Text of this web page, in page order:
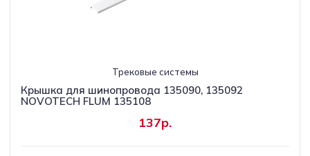
Трековые системы
Крышка для шинопровода 135090, 135092
NOVOTECH FLUM 135108
137р.